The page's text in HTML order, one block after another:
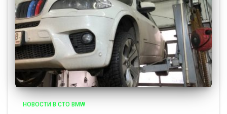
НОВОСТИ В СТО BMW